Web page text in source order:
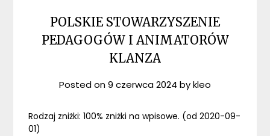
POLSKIE STOWARZYSZENIE
PEDAGOGÓW I ANIMATORÓW
KLANZA
Posted on9 czerwca 2024 bykleo
Rodzaj zniżki: 100% zniżki na wpisowe. (od 2020-09-
01)